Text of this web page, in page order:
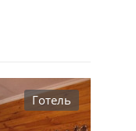
Готель